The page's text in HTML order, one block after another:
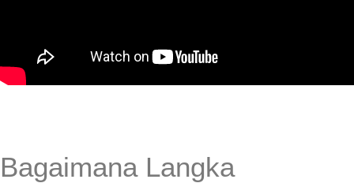
Bagaimana Langka